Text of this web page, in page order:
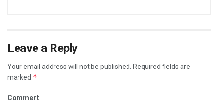
Leave a Reply
Your email address will not be published. Required fields are
marked *
Comment